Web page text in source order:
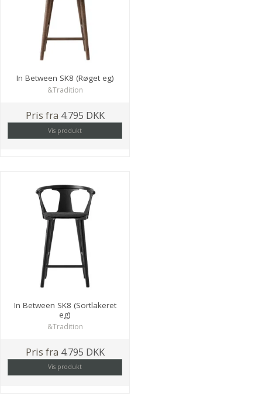
In Between SK8 (Røget eg)
&Tradition
Pris fra 4.795 DKK
Vis produkt
In Between SK8 (Sortlakeret
eg)
&Tradition
Pris fra 4.795 DKK
Vis produkt